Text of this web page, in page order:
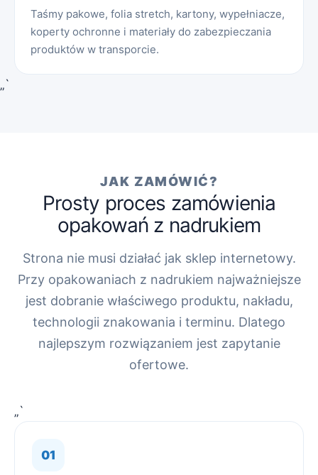
Taśmy pakowe, folia stretch, kartony, wypełniacze,
koperty ochronne i materiały do zabezpieczania
produktów w transporcie.
„`
JAK ZAMÓWIĆ?
Prosty proces zamówienia
opakowań z nadrukiem
Strona nie musi działać jak sklep internetowy.
Przy opakowaniach z nadrukiem najważniejsze
jest dobranie właściwego produktu, nakładu,
technologii znakowania i terminu. Dlatego
najlepszym rozwiązaniem jest zapytanie
ofertowe.
„`